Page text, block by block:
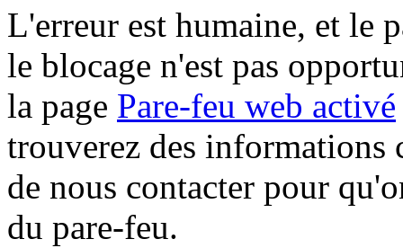
L'erreur est humaine, et le
le blocage n'est pas
la page Pare-feu web activé
trouverez des informations
de nous contacter pour
du pare-feu.